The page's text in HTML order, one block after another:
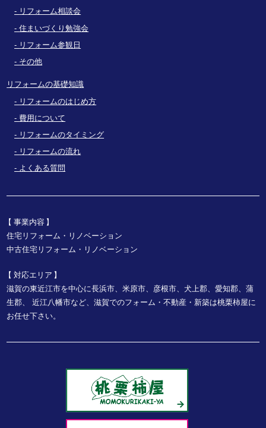
リフォーム相談会
住まいづくり勉強会
リフォーム参観日
その他
リフォームの基礎知識
リフォームのはじめ方
費用について
リフォームのタイミング
リフォームの流れ
よくある質問
事業内容
住宅リフォーム・リノベーション
中古住宅リフォーム・リノベーション
対応エリア
滋賀の東近江市を中心に長浜市、米原市、彦根市、犬上郡、愛知郡、蒲
生郡、
近江八幡市など、滋賀でのフォーム・不動産・新築は桃栗柿屋に
お任せ下さい。